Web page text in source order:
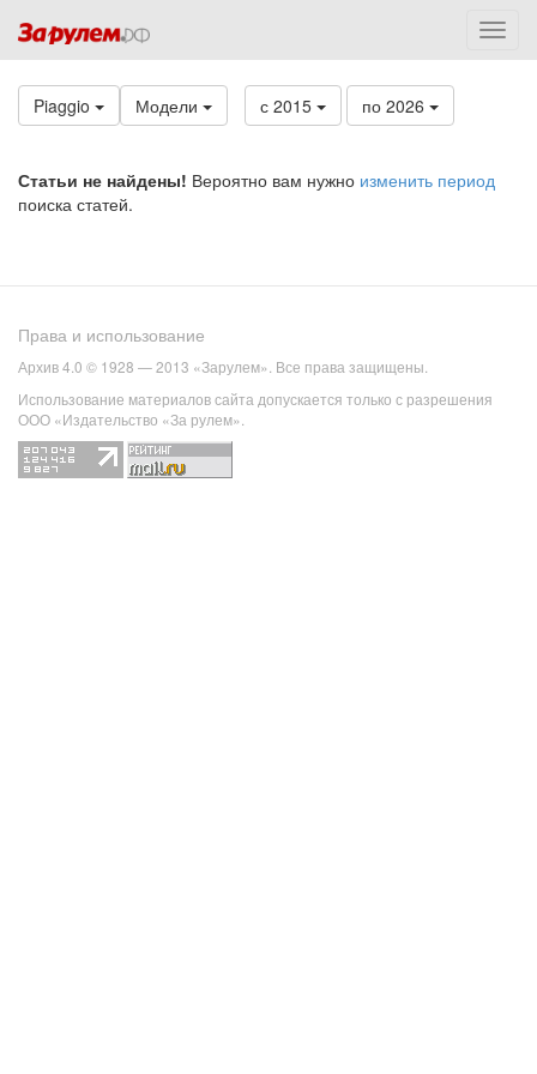
Piaggio Модели с 2015 по 2026
Статьи не найдены! Вероятно вам нужно изменить период
поиска статей.
Права и использование
Архив 4.0 © 1928 — 2013 «Зарулем». Все права защищены.
Использование материалов сайта допускается только с разрешения
ООО «Издательство «За рулем».